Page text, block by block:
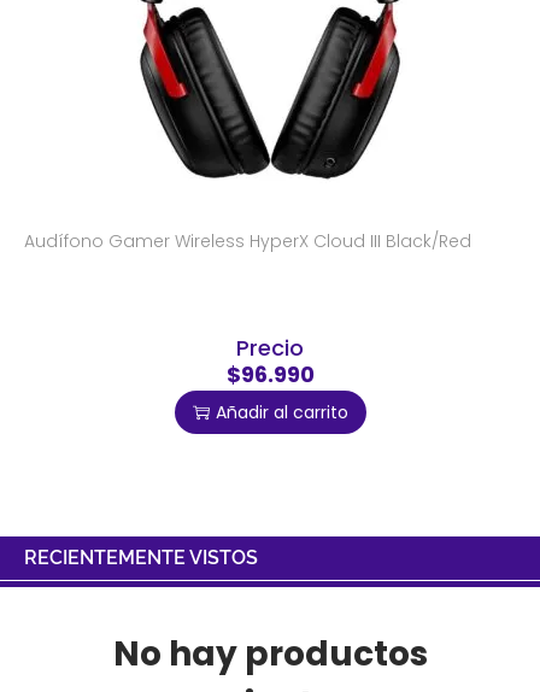
Audífono Gamer Wireless HyperX Cloud III Black/Red
Precio
$96.990
Añadir al carrito
RECIENTEMENTE VISTOS
No hay productos